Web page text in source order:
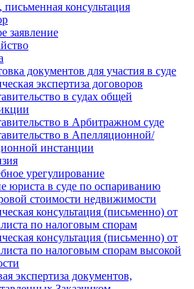
письменная консультация
заявление
документов для участия в суде
экспертиза договоров
в судах общей
в Арбитражном суде
в Апелляционной/
инстанции
урегулирование
юриста в суде по оспариванию
стоимости недвижимости
консультация (письменно) от
по налоговым спорам
консультация (письменно) от
по налоговым спорам высокой
экспертиза документов,